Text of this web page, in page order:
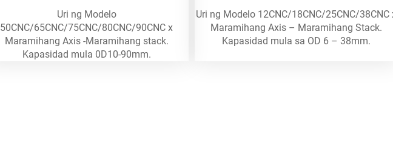
Uri ng Modelo
50CNC/65CNC/75CNC/80CNC/90CNC x
Maramihang Axis -Maramihang stack.
Kapasidad mula 0D10-90mm.
Uri ng Modelo 12CNC/18CNC/25CNC/38CNC
Maramihang Axis – Maramihang Stack.
Kapasidad mula sa OD 6 – 38mm.